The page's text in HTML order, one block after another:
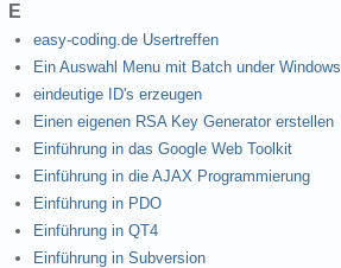
E
easy-coding.de Usertreffen
Ein Auswahl Menu mit Batch under Windows
eindeutige ID's erzeugen
Einen eigenen RSA Key Generator erstellen
Einführung in das Google Web Toolkit
Einführung in die AJAX Programmierung
Einführung in PDO
Einführung in QT4
Einführung in Subversion